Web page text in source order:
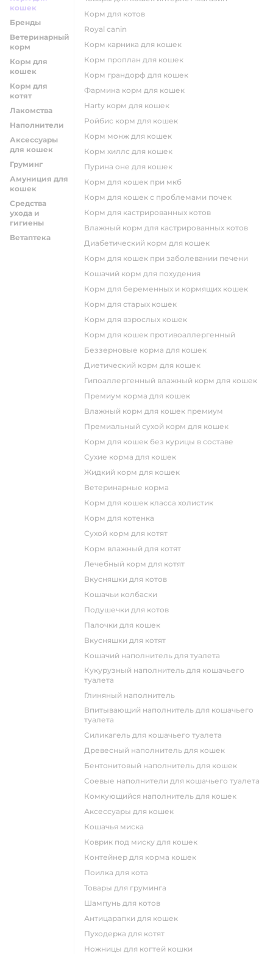
кошек
Бренды
Ветеринарный
корм
Корм для
кошек
Корм для
котят
Лакомства
Наполнители
Аксессуары
для кошек
Груминг
Амуниция для
кошек
Средства
ухода и
гигиены
Ветаптека
корм для котов
royal canin
корм карника для кошек
корм проплан для кошек
корм грандорф для кошек
фармина корм для кошек
harty корм для кошек
ройбис корм для кошек
корм монж для кошек
корм хиллс для кошек
пурина оне для кошек
корм для кошек при мкб
корм для кошек с проблемами почек
Корм для кастрированных котов
влажный корм для кастрированных котов
диабетический корм для кошек
корм для кошек при заболевании печени
кошачий корм для похудения
корм для беременных и кормящих кошек
корм для старых кошек
корм для взрослых кошек
корм для кошек противоаллергенный
беззерновые корма для кошек
диетический корм для кошек
гипоаллергенный влажный корм для кошек
премиум корма для кошек
влажный корм для кошек премиум
премиальный сухой корм для кошек
корм для кошек без курицы в составе
сухие корма для кошек
жидкий корм для кошек
ветеринарные корма
корм для кошек класса холистик
корм для котенка
сухой корм для котят
корм влажный для котят
лечебный корм для котят
вкусняшки для котов
кошачьи колбаски
подушечки для котов
палочки для кошек
вкусняшки для котят
кошачий наполнитель для туалета
кукурузный наполнитель для кошачьего
туалета
глиняный наполнитель
впитывающий наполнитель для кошачьего
туалета
силикагель для кошачьего туалета
древесный наполнитель для кошек
бентонитовый наполнитель для кошек
соевые наполнители для кошачьего туалета
комкующийся наполнитель для кошек
аксессуары для кошек
кошачья миска
коврик под миску для кошек
контейнер для корма кошек
поилка для кота
товары для груминга
шампунь для котов
антицарапки для кошек
пуходерка для котят
ножницы для когтей кошки